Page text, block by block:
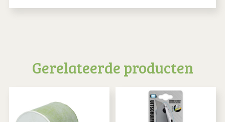
kunstgras
stuk)Gerelateerde producten